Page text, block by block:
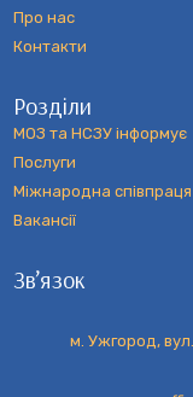
Про нас
Контакти
Розділи
МОЗ та НСЗУ інформує
Послуги
Міжнародна співпраця
Вакансії
Зв’язок
м. Ужгород,